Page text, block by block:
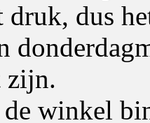
druk, dus
zijn.
winkel